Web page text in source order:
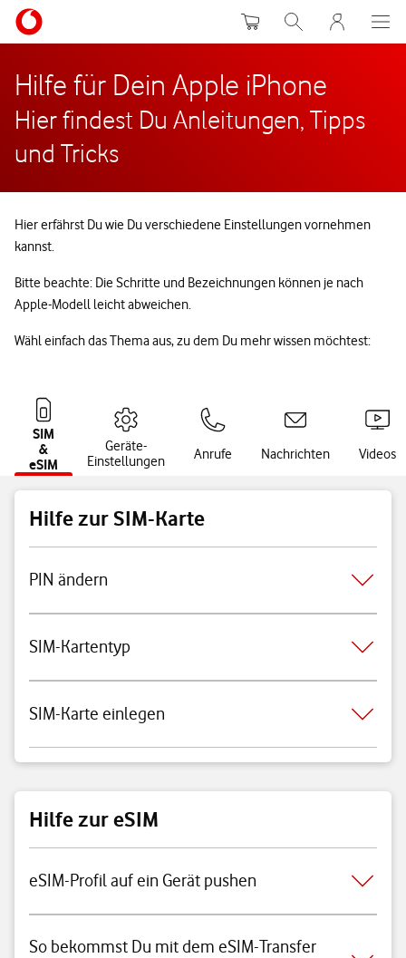
WarenkorbSuche MeinVodafone
Hilfe für Dein Apple iPhone
Hier findest Du Anleitungen, Tipps
und Tricks
Hier erfährst Du wie Du verschiedene Einstellungen vornehmen
kannst.
Bitte beachte: Die Schritte und Bezeichnungen können je nach
Apple-Modell leicht abweichen.
Wähl einfach das Thema aus, zu dem Du mehr wissen möchtest:
SIM
&
eSIM
Geräte-
Einstellungen
Anrufe Nachrichten Videos
Hilfe zur SIM-Karte
PIN ändern
SIM-Kartentyp
SIM-Karte einlegen
Hilfe zur eSIM
eSIM-Profil auf ein Gerät pushen
So bekommst Du mit dem eSIM-Transfer